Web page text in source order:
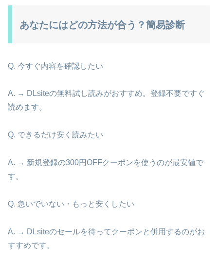
あなたにはどの方法が合う？簡易診断
Q. 今すぐ内容を確認したい
A. → DLsiteの無料試し読みがおすすめ。登録不要ですぐ
読めます。
Q. できるだけ安く読みたい
A. → 新規登録の300円OFFクーポンを使うのが最安値で
す。
Q. 急いでいない・もっと安くしたい
A. → DLsiteのセールを待ってクーポンと併用するのがお
すすめです。